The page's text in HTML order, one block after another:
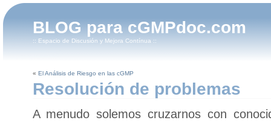
BLOG para cGMPdoc.com
:: Espacio de Discusión y Mejora Contínua ::
« El Análisis de Riesgo en las cGMP
Resolución de problemas
A menudo solemos cruzarnos con